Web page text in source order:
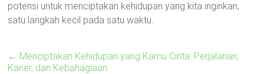
potensi untuk menciptakan kehidupan yang kita inginkan,
satu langkah kecil pada satu waktu.
← Menciptakan Kehidupan yang Kamu Cinta: Perjalanan,
Karier, dan Kebahagiaan